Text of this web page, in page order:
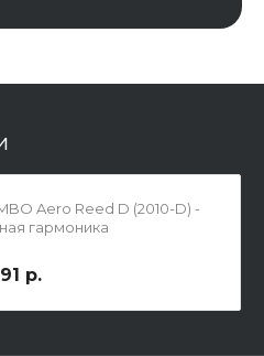
Aero Reed D (2010-D) -
гармоника
р.